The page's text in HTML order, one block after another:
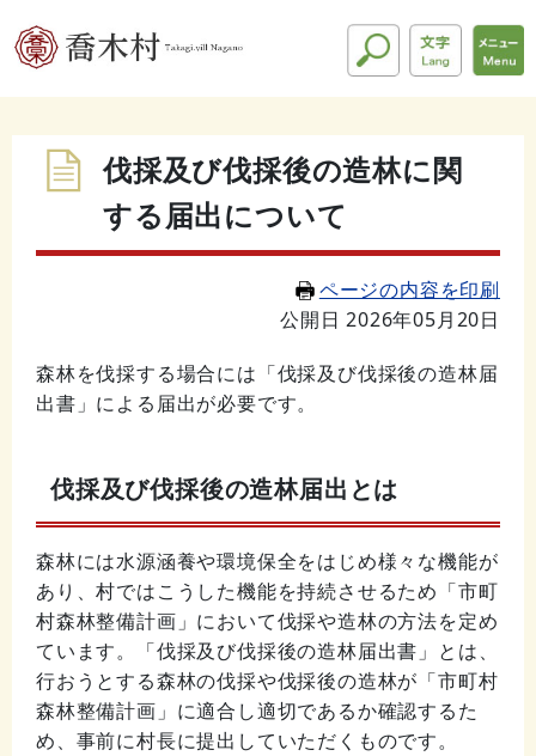
伐採及び伐採後の造林に関
する届出について
ページの内容を印刷
公開日 2026年05月20日
森林を伐採する場合には「伐採及び伐採後の造林届
出書」による届出が必要です。
伐採及び伐採後の造林届出とは
森林には水源涵養や環境保全をはじめ様々な機能が
あり、村ではこうした機能を持続させるため「市町
村森林整備計画」において伐採や造林の方法を定め
ています。「伐採及び伐採後の造林届出書」とは、
行おうとする森林の伐採や伐採後の造林が「市町村
森林整備計画」に適合し適切であるか確認するた
め、事前に村長に提出していただくものです。